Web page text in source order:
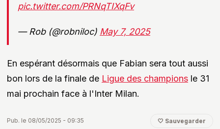
pic.twitter.com/PRNqTIXqFv
— Rob (@robniloc) May 7, 2025
En espérant désormais que Fabian sera tout aussi
bon lors de la finale de Ligue des champions le 31
mai prochain face à l'Inter Milan.
Pub. le 08/05/2025 - 09:35 🤍 Sauvegarder